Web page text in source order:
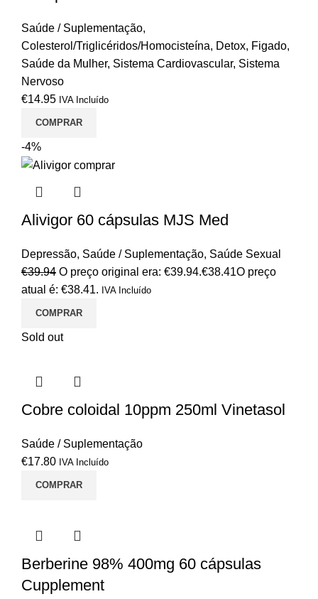
Saúde / Suplementação,
Colesterol/Triglicéridos/Homocisteína, Detox, Figado,
Saúde da Mulher, Sistema Cardiovascular, Sistema
Nervoso
€14.95 IVA Incluído
COMPRAR
-4%
Alivigor 60 cápsulas MJS Med
Depressão, Saúde / Suplementação, Saúde Sexual
€39.94 O preço original era: €39.94.€38.41O preço
atual é: €38.41. IVA Incluído
COMPRAR
Sold out
Cobre coloidal 10ppm 250ml Vinetasol
Saúde / Suplementação
€17.80 IVA Incluído
COMPRAR
Berberine 98% 400mg 60 cápsulas
Cupplement